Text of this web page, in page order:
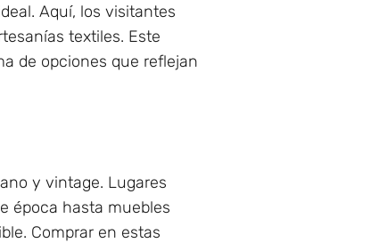
Aquí, los visitantes
textiles. Este
de opciones que reflejan
y vintage. Lugares
época hasta muebles
Comprar en estas